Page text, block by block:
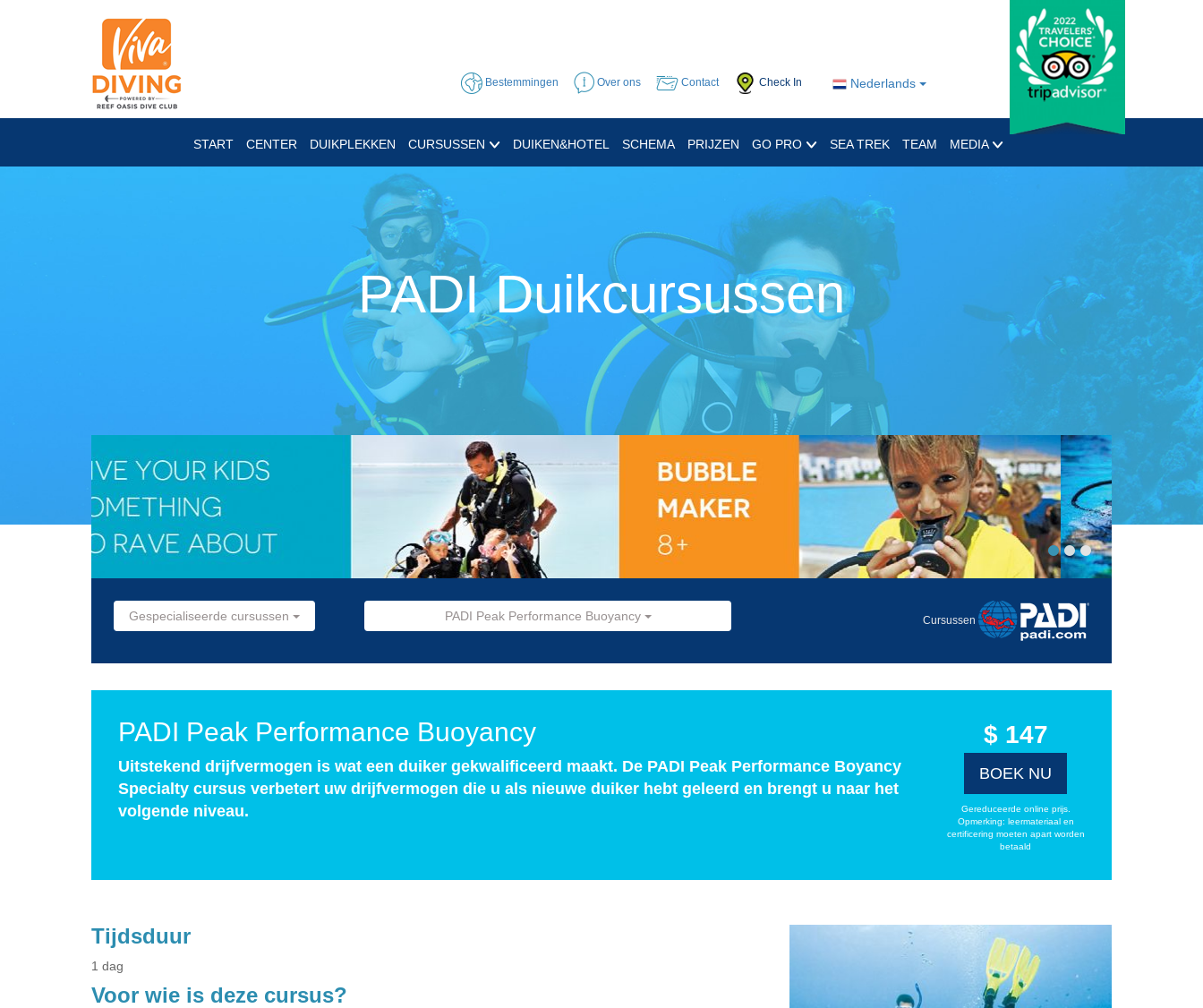
Nederlands
Bestemmingen Over ons Contact Check In
START CENTER DUIKPLEKKEN CURSUSSEN DUIKEN&HOTEL SCHEMA PRIJZEN GO PRO SEA TREK TEAM MEDIA
PADI Duikcursussen
Gespecialiseerde cursussen PADI Peak Performance Buoyancy Cursussen
PADI Peak Performance Buoyancy
Uitstekend drijfvermogen is wat een duiker gekwalificeerd maakt. De PADI Peak Performance Boyancy
Specialty cursus verbetert uw drijfvermogen die u als nieuwe duiker hebt geleerd en brengt u naar het
volgende niveau.
$ 147
BOEK NU
Gereduceerde online prijs.
Opmerking: leermateriaal en
certificering moeten apart worden
betaald
Tijdsduur
1 dag
Voor wie is deze cursus?